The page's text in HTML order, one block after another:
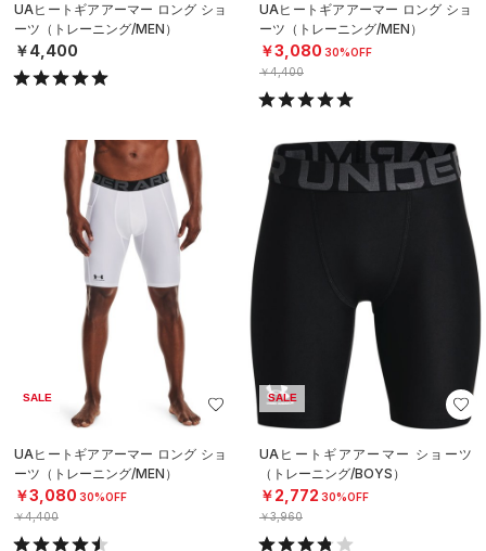
UAヒートギアアーマー ロング ショ
ーツ（トレーニング/MEN）
￥4,400
UAヒートギアアーマー ロング ショ
ーツ（トレーニング/MEN）
￥3,080 30%OFF
￥4,400
SALE
UAヒートギアアーマー ロング ショ
ーツ（トレーニング/MEN）
￥3,080 30%OFF
￥4,400
SALE
UAヒートギアアーマー ショーツ
（トレーニング/BOYS）
￥2,772 30%OFF
￥3,960